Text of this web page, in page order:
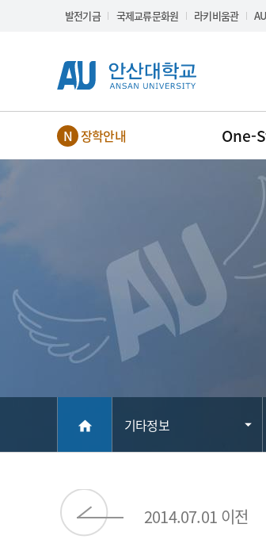
Skip Menu
발전기금 국제교류문화원 라키비움관
NEW장학안내 One-
home 기타정보
2014.07.01 이전